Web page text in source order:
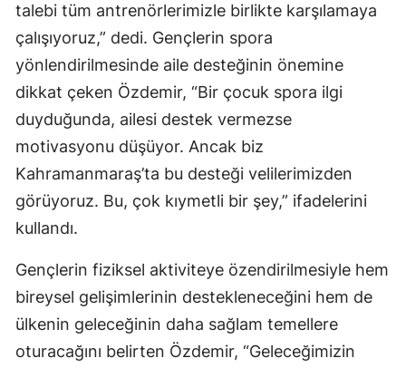
talebi tüm antrenörlerimizle birlikte karşılamaya
çalışıyoruz,” dedi. Gençlerin spora
yönlendirilmesinde aile desteğinin önemine
dikkat çeken Özdemir, “Bir çocuk spora ilgi
duyduğunda, ailesi destek vermezse
motivasyonu düşüyor. Ancak biz
Kahramanmaraş’ta bu desteği velilerimizden
görüyoruz. Bu, çok kıymetli bir şey,” ifadelerini
kullandı.
Gençlerin fiziksel aktiviteye özendirilmesiyle hem
bireysel gelişimlerinin destekleneceğini hem de
ülkenin geleceğinin daha sağlam temellere
oturacağını belirten Özdemir, “Geleceğimizin